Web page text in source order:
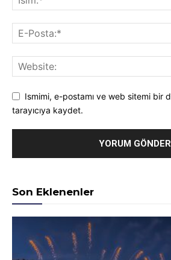
Ismimi, e-postamı ve web sitemi bir
tarayıcıya kaydet.
Son Eklenenler